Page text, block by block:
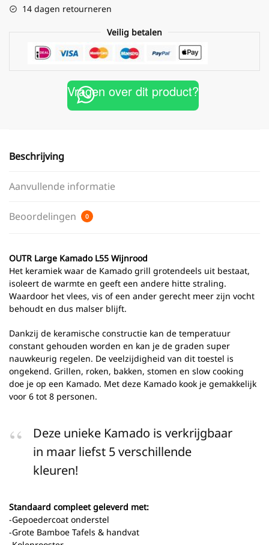
14 dagen retourneren
Veilig betalen
Vragen over dit product?
Beschrijving
Aanvullende informatie
Beoordelingen 0
OUTR Large Kamado L55 Wijnrood
Het keramiek waar de Kamado grill grotendeels uit bestaat,
isoleert de warmte en geeft een andere hitte straling.
Waardoor het vlees, vis of een ander gerecht meer zijn vocht
behoudt en dus malser blijft.
Dankzij de keramische constructie kan de temperatuur
constant gehouden worden en kan je de graden super
nauwkeurig regelen. De veelzijdigheid van dit toestel is
ongekend. Grillen, roken, bakken, stomen en slow cooking
doe je op een Kamado. Met deze Kamado kook je gemakkelijk
voor 6 tot 8 personen.
Deze unieke Kamado is verkrijgbaar
in maar liefst 5 verschillende
kleuren!
Standaard compleet geleverd met:
-Gepoedercoat onderstel
-Grote Bamboe Tafels & handvat